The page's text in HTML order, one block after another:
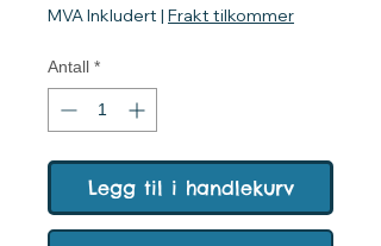
MVA Inkludert | Frakt tilkommer
Antall *
Legg til i handlekurv